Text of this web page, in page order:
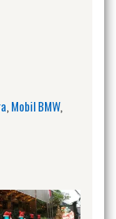
,Mobil BMW,